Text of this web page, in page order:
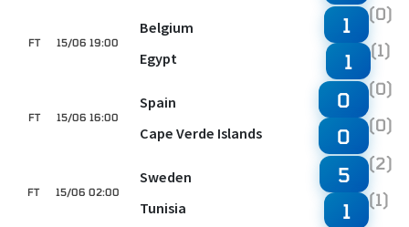
15/06 19:00
FT
Belgium
Egypt
1 (0)
1 (1)
15/06 16:00
FT
Spain
Cape Verde Islands
0 (0)
0 (0)
15/06 02:00
FT
Sweden
Tunisia
5 (2)
1 (1)